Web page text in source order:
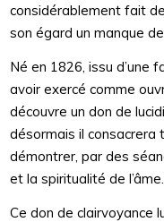
considérablement fait
son égard un manque
Né en 1826, issu d’une
avoir exercé comme
découvre un don de
désormais il
démontrer, par des
et la spiritualité de l’âme.
Ce don de clairvoyance